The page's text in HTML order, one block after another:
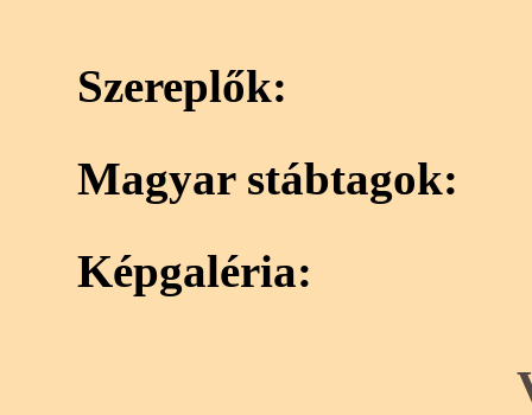
Szereplők:
Magyar stábtagok:
Képgaléria: